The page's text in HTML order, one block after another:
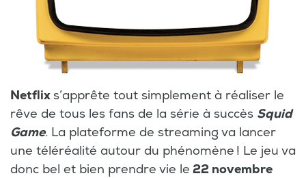
Netflixs’apprête tout simplement à réaliser le
rêve de tous les fans de la série à succès Squid
Game. La plateforme de streaming va lancer
une téléréalité autour du phénomène ! Le jeu va
donc bel et bien prendre vie le 22 novembre